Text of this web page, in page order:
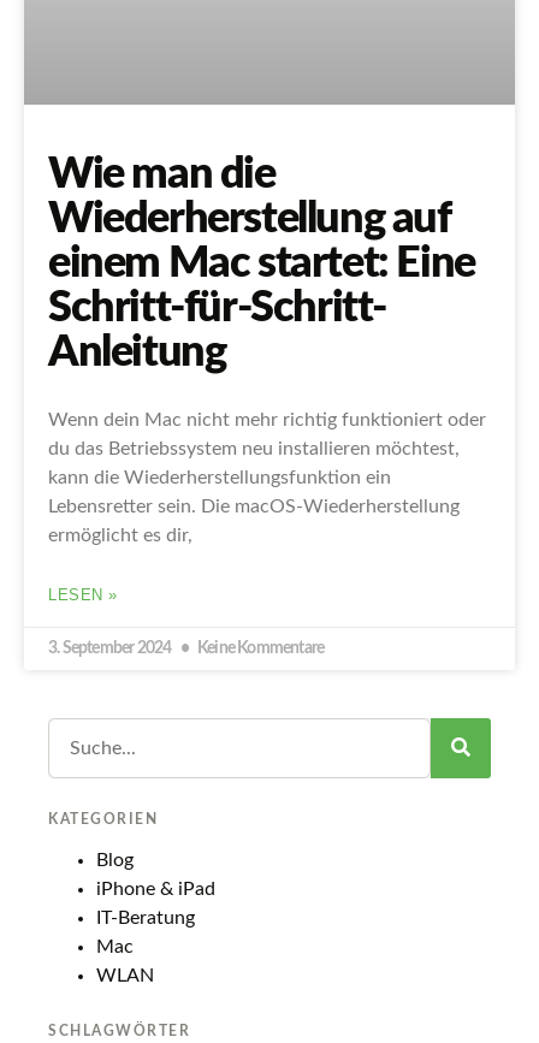
Wie man die
Wiederherstellung auf
einem Mac startet: Eine
Schritt-für-Schritt-
Anleitung
Wenn dein Mac nicht mehr richtig funktioniert oder
du das Betriebssystem neu installieren möchtest,
kann die Wiederherstellungsfunktion ein
Lebensretter sein. Die macOS-Wiederherstellung
ermöglicht es dir,
LESEN »
3. September 2024 Keine Kommentare
KATEGORIEN
Blog
iPhone & iPad
IT-Beratung
Mac
WLAN
SCHLAGWÖRTER